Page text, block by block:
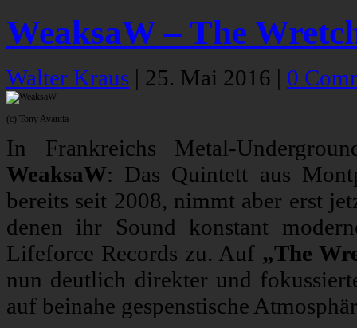
WeaksaW – The
Walter Kraus | 25. Mai 2016 | 0
(c) Tony Avantia
In Frankreichs Metal-
WeaksaW: Das Quintett aus
bereits seit 2008, nimmt aber erst
denen ihr Sound konstant
Lifeforce Records zu. Auf „The
nun deutlich direkter und
auf beinahe gespenstische